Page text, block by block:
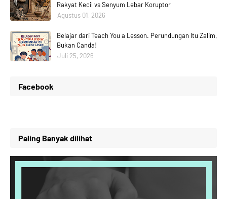
Rakyat Kecil vs Senyum Lebar Koruptor
Agustus 01, 2026
Belajar dari Teach You a Lesson. Perundungan Itu Zalim,
Bukan Canda!
Juli 25, 2026
Facebook
Paling Banyak dilihat